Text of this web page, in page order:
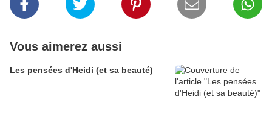
Vous aimerez aussi
Les pensées d'Heidi (et sa beauté)